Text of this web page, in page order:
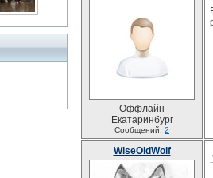
Оффлайн
Екатаринбург
Сообщений: 2
WiseOldWolf